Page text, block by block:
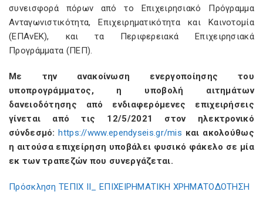
συνεισφορά πόρων από το Επιχειρησιακό Πρόγραμμα
Ανταγωνιστικότητα, Επιχειρηματικότητα και Καινοτομία
(ΕΠΑνΕΚ), και τα Περιφερειακά Επιχειρησιακά
Προγράμματα (ΠΕΠ).
Με την ανακοίνωση ενεργοποίησης του
υποπρογράμματος, η υποβολή αιτημάτων
δανειοδότησης από ενδιαφερόμενες επιχειρήσεις
γίνεται από τις 12/5/2021 στον ηλεκτρονικό
σύνδεσμό:https://www.ependyseis.gr/mis και ακολούθως
η αιτούσα επιχείρηση υποβάλει φυσικό φάκελο σε μία
εκ των τραπεζών που συνεργάζεται.
Πρόσκληση ΤΕΠΙΧ ΙΙ_ ΕΠΙΧΕΙΡΗΜΑΤΙΚΗ ΧΡΗΜΑΤΟΔΟΤΗΣΗ